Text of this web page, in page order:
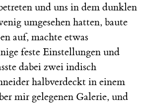
und uns in dem dunklen
umgesehen hatten, baute
auf, machte etwas
feste Einstellungen und
dabei zwei indisch
halbverdeckt in einem
mir gelegenen Galerie, und